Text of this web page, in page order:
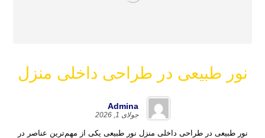
نور طبیعی در طراحی داخلی منزل
Admina
جولای 1, 2026
نور طبیعی در طراحی داخلی منزل نور طبیعی یکی از مهم‌ترین عناصر در